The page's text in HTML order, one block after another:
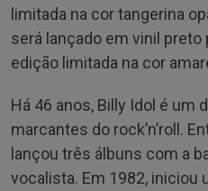
limitada na cor tangerina
será lançado em vinil preto
edição limitada na cor
Há 46 anos, Billy Idol é um
marcantes do rock’n’roll.
lançou três álbuns com a
vocalista. Em 1982, iniciou